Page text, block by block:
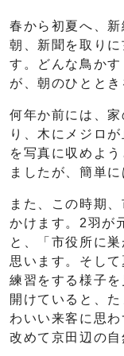
春から初夏へ、新
朝、新聞を取り
す。どんな鳥か
が、朝のひとと
何年か前には、
り、木にメジロ
を写真に収めよ
ましたが、簡単
また、この時期
かけます。2羽が
と、「市役所に
思います。そし
練習をする様子
開けていると、
わいい来客に思
改めて京田辺の自